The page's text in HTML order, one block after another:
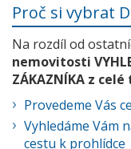
Proč si vybrat
Na rozdíl od
nemovitosti
ZÁKAZNÍKA z
Provedeme Vás
Vyhledáme Vám
cestu k prohlídce